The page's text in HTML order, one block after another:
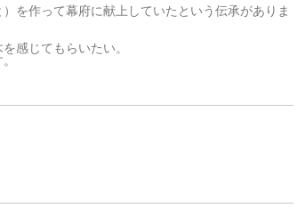
を作って幕府に献上していたという伝承がありま
感じてもらいたい。